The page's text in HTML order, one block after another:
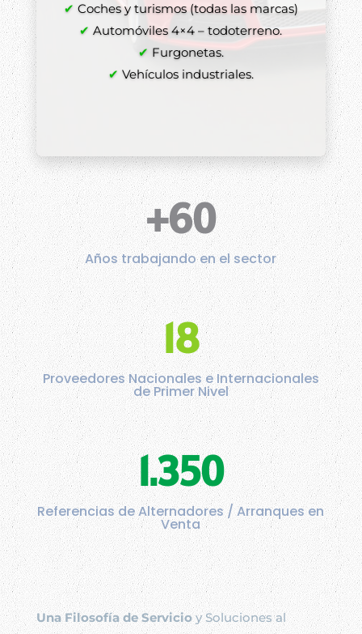
✔ Coches y turismos (todas las marcas)
✔ Automóviles 4×4 – todoterreno.
✔ Furgonetas.
✔ Vehículos industriales.
+60
Años trabajando en el sector
18
Proveedores Nacionales e Internacionales
de Primer Nivel
1.350
Referencias de Alternadores / Arranques en
Venta
Una Filosofía de Servicioy Soluciones al